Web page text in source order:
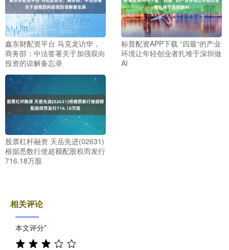
鑫东财配资平台 马克龙访华，
商务部：中法签署关于加强双向
投资的谅解备忘录
标普配资APP下载 “四最“的产业
环境让年轻创业者扎堆于深圳做
AI
股票杠杆融资 天岳先进(02631)
根据悉数行使超额配股权而发行
716.18万股
相关评论
本文评分*